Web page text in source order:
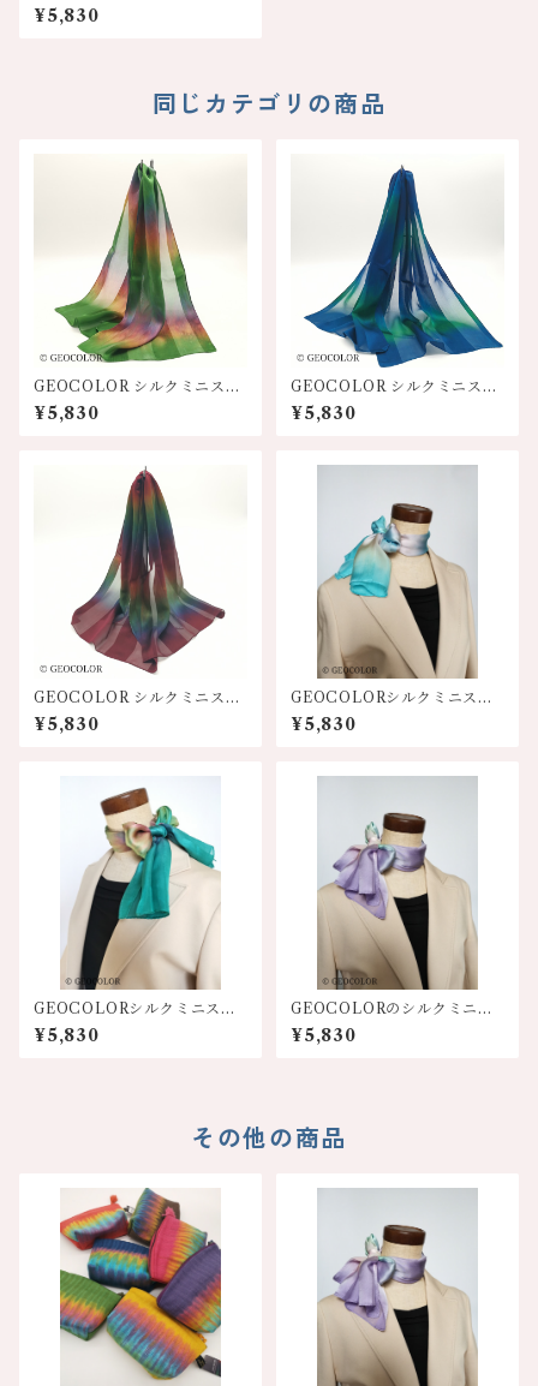
ーフ【ピンク系グラデーショ
ン】
¥5,830
同じカテゴリの商品
GEOCOLOR シルクミニスカ
ーフ100S【グリーン系】
¥5,830
GEOCOLOR シルクミニスカ
ーフ100S【ブルー系】
¥5,830
GEOCOLOR シルクミニスカ
ーフ100S【濃厚ワイン系】
¥5,830
GEOCOLORシルクミニスカ
ーフ【水色系】
¥5,830
GEOCOLORシルクミニスカ
ーフ【エメグリ系】人気
色！！
¥5,830
GEOCOLORのシルクミニス
カーフ【パープル系】
¥5,830
その他の商品